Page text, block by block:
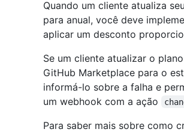
Quando um cliente atualiza
para anual, você deve
aplicar um desconto
Se um cliente atualizar o
GitHub Marketplace para o
informá-lo sobre a falha e
um webhook com a ação
Para saber mais sobre como